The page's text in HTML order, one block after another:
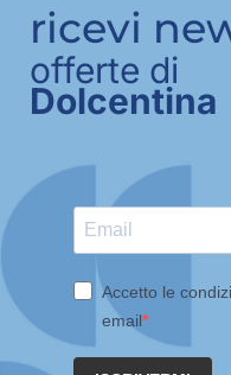
ricevi
offerte di
Dolcentina
Accetto le
email